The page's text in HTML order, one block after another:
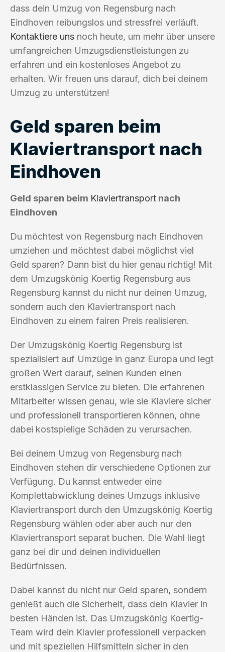
dass dein Umzug von Regensburg nach
Eindhoven reibungslos und stressfrei verläuft.
Kontaktiere uns noch heute, um mehr über unsere
umfangreichen Umzugsdienstleistungen zu
erfahren und ein kostenloses Angebot zu
erhalten. Wir freuen uns darauf, dich bei deinem
Umzug zu unterstützen!
Geld sparen beim
Klaviertransport nach
Eindhoven
Geld sparen beim Klaviertransport nach
Eindhoven
Du möchtest von Regensburg nach Eindhoven
umziehen und möchtest dabei möglichst viel
Geld sparen? Dann bist du hier genau richtig! Mit
dem Umzugskönig Koertig Regensburg aus
Regensburg kannst du nicht nur deinen Umzug,
sondern auch den Klaviertransport nach
Eindhoven zu einem fairen Preis realisieren.
Der Umzugskönig Koertig Regensburg ist
spezialisiert auf Umzüge in ganz Europa und legt
großen Wert darauf, seinen Kunden einen
erstklassigen Service zu bieten. Die erfahrenen
Mitarbeiter wissen genau, wie sie Klaviere sicher
und professionell transportieren können, ohne
dabei kostspielige Schäden zu verursachen.
Bei deinem Umzug von Regensburg nach
Eindhoven stehen dir verschiedene Optionen zur
Verfügung. Du kannst entweder eine
Komplettabwicklung deines Umzugs inklusive
Klaviertransport durch den Umzugskönig Koertig
Regensburg wählen oder aber auch nur den
Klaviertransport separat buchen. Die Wahl liegt
ganz bei dir und deinen individuellen
Bedürfnissen.
Dabei kannst du nicht nur Geld sparen, sondern
genießt auch die Sicherheit, dass dein Klavier in
besten Händen ist. Das Umzugskönig Koertig-
Team wird dein Klavier professionell verpacken
und mit speziellen Hilfsmitteln sicher in den